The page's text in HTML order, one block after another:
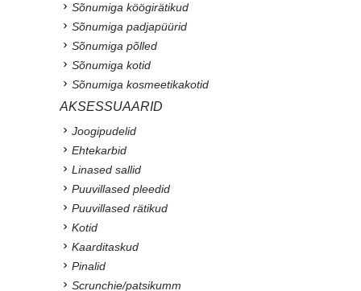
Sõnumiga köögirätikud
Sõnumiga padjapüürid
Sõnumiga põlled
Sõnumiga kotid
Sõnumiga kosmeetikakotid
AKSESSUAARID
Joogipudelid
Ehtekarbid
Linased sallid
Puuvillased pleedid
Puuvillased rätikud
Kotid
Kaarditaskud
Pinalid
Scrunchie/patsikumm